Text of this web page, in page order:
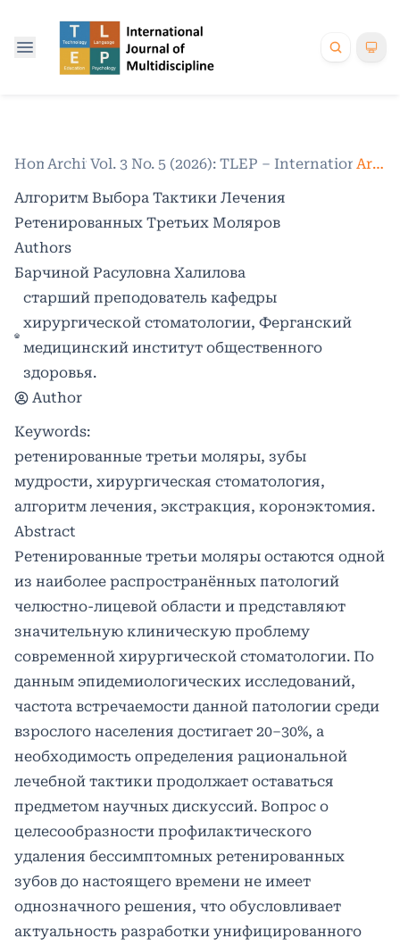
Home /
Archives /
Vol. 3 No. 5 (2026): TLEP – International
Articles
Алгоритм Выбора Тактики Лечения
Ретенированных Третьих Моляров
Authors
Барчиной Расуловна Халилова
старший преподователь кафедры
хирургической стоматологии, Ферганский
медицинский институт общественного
здоровья.
Author
Keywords:
ретенированные третьи моляры, зубы
мудрости, хирургическая стоматология,
алгоритм лечения, экстракция, коронэктомия.
Abstract
Ретенированные третьи моляры остаются одной
из наиболее распространённых патологий
челюстно-лицевой области и представляют
значительную клиническую проблему
современной хирургической стоматологии. По
данным эпидемиологических исследований,
частота встречаемости данной патологии среди
взрослого населения достигает 20–30%, а
необходимость определения рациональной
лечебной тактики продолжает оставаться
предметом научных дискуссий. Вопрос о
целесообразности профилактического
удаления бессимптомных ретенированных
зубов до настоящего времени не имеет
однозначного решения, что обусловливает
актуальность разработки унифицированного